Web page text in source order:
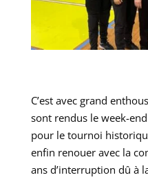
C’est avec grand
sont rendus le week-
pour le tournoi
enfin renouer avec la
ans d’interruption dû à